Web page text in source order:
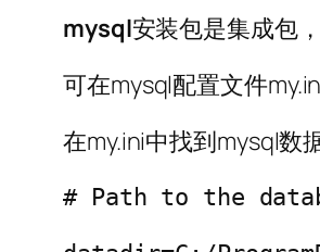
mysql安装包是集成包
可在mysql配置文件
在my.ini中找到mysql数
# Path to the